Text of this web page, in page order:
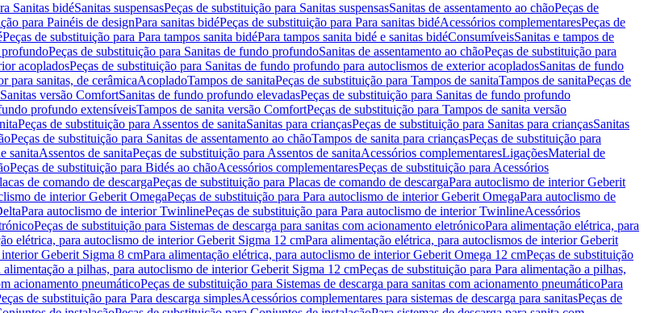
Sanitas bidéSanitas suspensasPeças de substituição para Sanitas suspensasSanitas de assentamento ao chãoPeças de
para Painéis de designPara sanitas bidéPeças de substituição para Para sanitas bidéAcessórios complementaresPeças de
Peças de substituição para Para tampos sanita bidéPara tampos sanita bidé e sanitas bidéConsumíveisSanitas e tampos de
profundoPeças de substituição para Sanitas de fundo profundoSanitas de assentamento ao chãoPeças de substituição para
acopladosPeças de substituição para Sanitas de fundo profundo para autoclismos de exterior acopladosSanitas de fundo
para sanitas, de cerâmicaAcopladoTampos de sanitaPeças de substituição para Tampos de sanitaTampos de sanitaPeças de
versão ComfortSanitas de fundo profundo elevadasPeças de substituição para Sanitas de fundo profundo
profundo extensíveisTampos de sanita versão ComfortPeças de substituição para Tampos de sanita versão
Peças de substituição para Assentos de sanitaSanitas para criançasPeças de substituição para Sanitas para criançasSanitas
Peças de substituição para Sanitas de assentamento ao chãoTampos de sanita para criançasPeças de substituição para
sanitaAssentos de sanitaPeças de substituição para Assentos de sanitaAcessórios complementaresLigaçõesMaterial de
Peças de substituição para Bidés ao chãoAcessórios complementaresPeças de substituição para Acessórios
de comando de descargaPeças de substituição para Placas de comando de descargaPara autoclismo de interior Geberit
de interior Geberit OmegaPeças de substituição para Para autoclismo de interior Geberit OmegaPara autoclismo de
Para autoclismo de interior TwinlinePeças de substituição para Para autoclismo de interior TwinlineAcessórios
Peças de substituição para Sistemas de descarga para sanitas com acionamento eletrónicoPara alimentação elétrica, para
elétrica, para autoclismo de interior Geberit Sigma 12 cmPara alimentação elétrica, para autoclismos de interior Geberit
interior Geberit Sigma 8 cmPara alimentação elétrica, para autoclismo de interior Geberit Omega 12 cmPeças de substituição
alimentação a pilhas, para autoclismo de interior Geberit Sigma 12 cmPeças de substituição para Para alimentação a pilhas,
acionamento pneumáticoPeças de substituição para Sistemas de descarga para sanitas com acionamento pneumáticoPara
de substituição para Para descarga simplesAcessórios complementares para sistemas de descarga para sanitasPeças de